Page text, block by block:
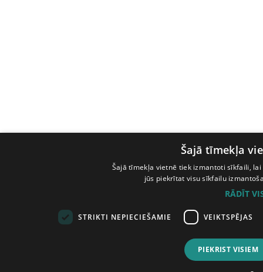
Šajā tīmekļa
Šajā tīmekļa vietnē tiek izmantoti sīkfaili,
jūs piekrītat visu sīkfailu
RĀDĪT
STRIKTI NEPIECIEŠAMIE VEIKTSPĒJAS
PIEKRIST VISIEM